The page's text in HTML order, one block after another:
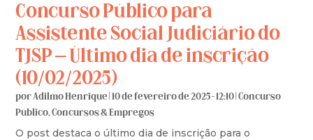
Concurso Público para
Assistente Social Judiciário do
TJSP – Último dia de inscrição
(10/02/2025)
porAdilmo Henrique 10 de fevereiro de 2025 - 12:10 |Concurso
Público,Concursos & Empregos
O post destaca o último dia de inscrição para o